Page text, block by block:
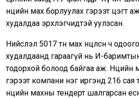
нөөцийн мах борлуулах гэрээт цэгт
худалдаа эрхлэгчидтэй уулзсан.
Нийслэл 5017 тн мах нөөцөлсөн ч
худалдаанд гараагүй нь И-
тодорхой болоод байгаа аж. Нөөцийн
гэрээт компани нэг иргэнд 216 сая
нөөцийн махны тендерт шалгарсан